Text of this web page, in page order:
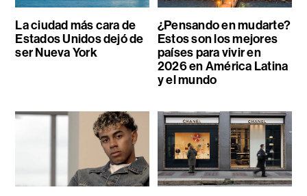
La ciudad más cara de
Estados Unidos dejó de
ser Nueva York
¿Pensando en mudarte?
Estos son los mejores
países para vivir en
2026 en América Latina
y el mundo